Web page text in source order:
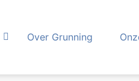
Over Grunning